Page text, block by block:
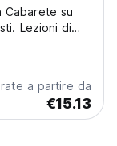
Cabarete su
Lezioni di
original
a partire da
€15.13